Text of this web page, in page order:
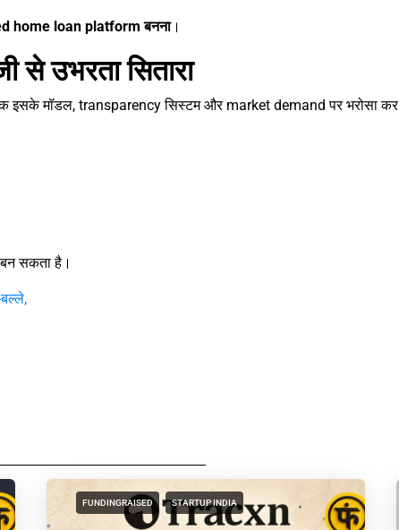
home loan platform बनना।
से उभरता सितारा
मॉडल, transparency सिस्टम और market demand पर भरोसा कर
सकता है।
FUNDINGRAISED STARTUP INDIA